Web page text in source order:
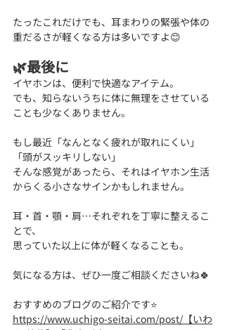
たったこれだけでも、耳まわりの緊張や体の
重だるさが軽くなる方は多いですよ😊
🌿最後に
イヤホンは、便利で快適なアイテム。
でも、知らないうちに体に無理をさせている
ことも少なくありません。
もし最近「なんとなく疲れが取れにくい」
「頭がスッキリしない」
そんな感覚があったら、それはイヤホン生活
からくる小さなサインかもしれません。
耳・首・顎・肩…それぞれを丁寧に整えるこ
とで、
思っていた以上に体が軽くなることも。
気になる方は、ぜひ一度ご相談くださいね🍀
おすすめのブログのご紹介です⭐
https://www.uchigo-seitai.com/post/【いわ